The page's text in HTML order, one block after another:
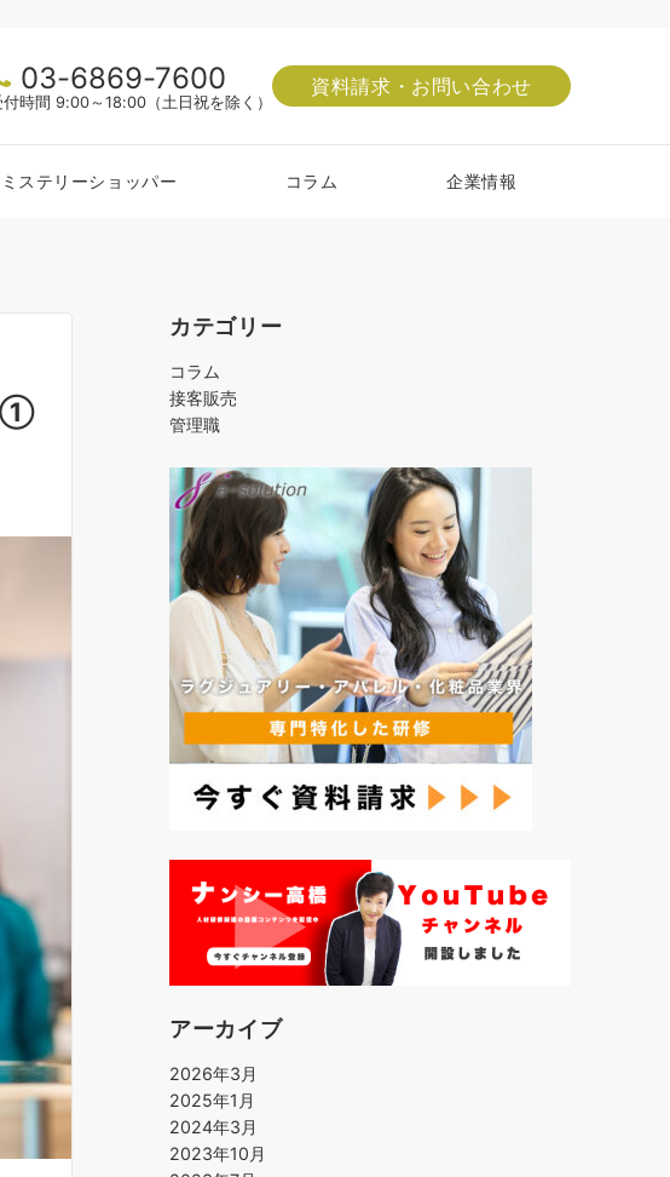
03-6869-7600
付時間 9:00～18:00（土日祝を除く）
資料請求・お問い合わせ
ミステリーショッパー コラム 企業情報
①
カテゴリー
コラム
接客販売
管理職
アーカイブ
2026年3月
2025年1月
2024年3月
2023年10月